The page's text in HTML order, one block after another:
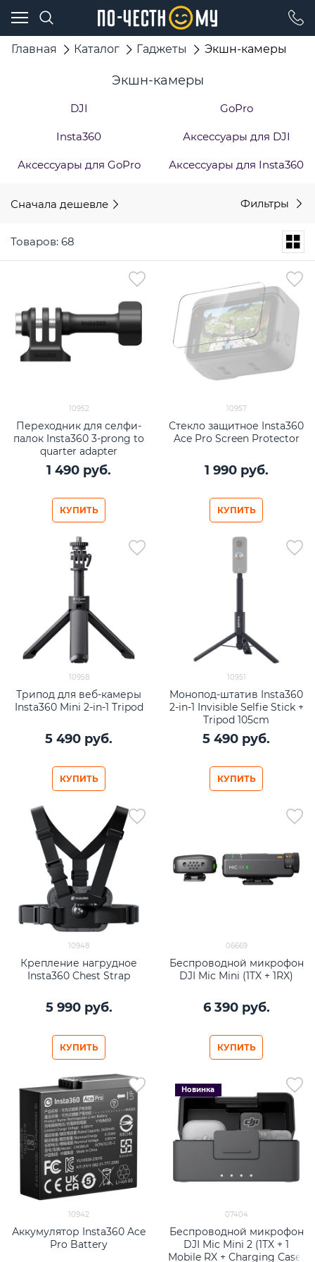
Главная Каталог Гаджеты Экшн-камеры
Экшн-камеры
DJI GoPro
Insta360 Аксессуары для DJI
Аксессуары для GoPro Аксессуары для Insta360
Сначала дешевле Фильтры
Товаров: 68
10952
Переходник для селфи-
палок Insta360 3-prong to
quarter adapter
1 490 руб.
КУПИТЬ
10957
Стекло защитное Insta360
Ace Pro Screen Protector
1 990 руб.
КУПИТЬ
10958
Трипод для веб-камеры
Insta360 Mini 2-in-1 Tripod
5 490 руб.
КУПИТЬ
10951
Монопод-штатив Insta360
2-in-1 Invisible Selfie Stick +
Tripod 105cm
5 490 руб.
КУПИТЬ
10948
Крепление нагрудное
Insta360 Chest Strap
5 990 руб.
КУПИТЬ
06669
Беспроводной микрофон
DJI Mic Mini (1TX + 1RX)
6 390 руб.
КУПИТЬ
10942
Аккумулятор Insta360 Ace
Pro Battery
Новинка
07404
Беспроводной микрофон
DJI Mic Mini 2 (1TX + 1
Mobile RX + Charging Case)